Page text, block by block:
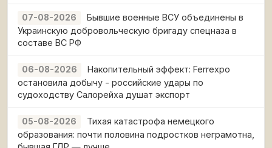
07-08-2026
Бывшие военные ВСУ объединены в
Украинскую добровольческую бригаду спецназа в
составе ВС РФ
06-08-2026
Накопительный эффект: Ferrexpo
остановила добычу - российские удары по
судоходству Салорейха душат экспорт
05-08-2026
Тихая катастрофа немецкого
образования: почти половина подростков неграмотна,